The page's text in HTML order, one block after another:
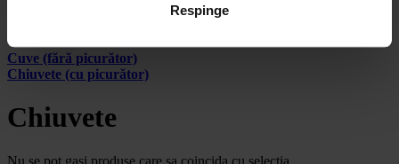
Respinge
Cuve (fără picurător)
Chiuvete (cu picurător)
Chiuvete
Nu se pot gasi produse care sa coincida cu selectia.